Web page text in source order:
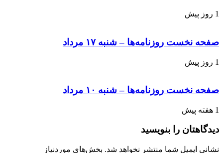
1 روز پیش
صفحه نخست روزنامه‌ها – شنبه ۱۷ مرداد
1 روز پیش
صفحه نخست روزنامه‌ها – شنبه ۱۰ مرداد
1 هفته پیش
دیدگاهتان را بنویسید
نشانی ایمیل شما منتشر نخواهد شد. بخش‌های موردنیاز